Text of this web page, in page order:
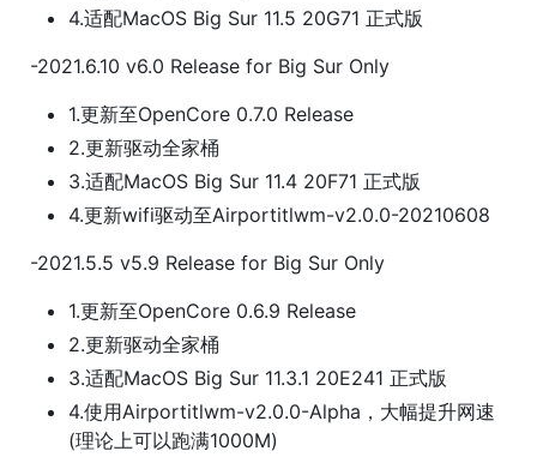
4.适配MacOS Big Sur 11.5 20G71 正式版
-2021.6.10 v6.0 Release for Big Sur Only
1.更新至OpenCore 0.7.0 Release
2.更新驱动全家桶
3.适配MacOS Big Sur 11.4 20F71 正式版
4.更新wifi驱动至Airportitlwm-v2.0.0-20210608
-2021.5.5 v5.9 Release for Big Sur Only
1.更新至OpenCore 0.6.9 Release
2.更新驱动全家桶
3.适配MacOS Big Sur 11.3.1 20E241 正式版
4.使用Airportitlwm-v2.0.0-Alpha，大幅提升网速
(理论上可以跑满1000M)